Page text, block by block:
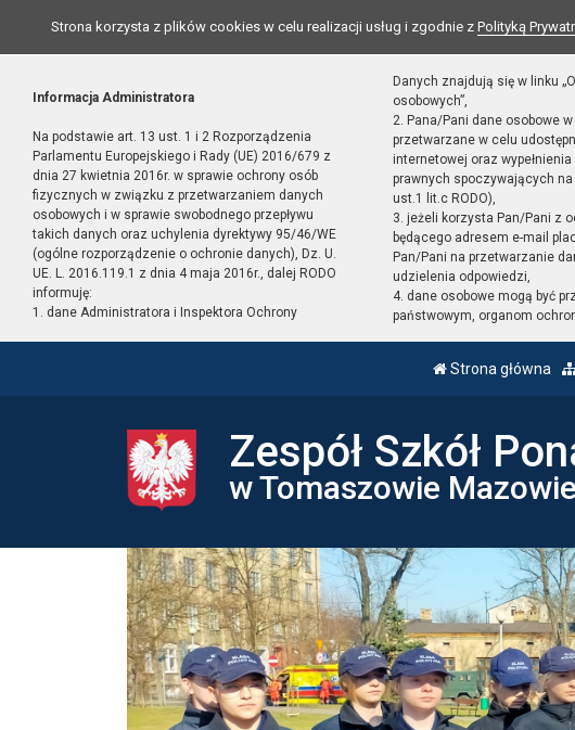
Strona korzysta z plików cookies w celu realizacji usług i zgodnie z Polityką
Informacja Administratora
Na podstawie art. 13 ust. 1 i 2 Rozporządzenia
Parlamentu Europejskiego i Rady (UE) 2016/679 z
dnia 27 kwietnia 2016r. w sprawie ochrony osób
fizycznych w związku z przetwarzaniem danych
osobowych i w sprawie swobodnego przepływu
takich danych oraz uchylenia dyrektywy 95/46/WE
(ogólne rozporządzenie o ochronie danych), Dz. U.
UE. L. 2016.119.1 z dnia 4 maja 2016r., dalej RODO
informuję:
1. dane Administratora i Inspektora Ochrony
Danych znajdują się w linku
osobowych”,
2. Pana/Pani dane osobowe
przetwarzane w celu
internetowej oraz
prawnych spoczywających
ust.1 lit.c RODO),
3. jeżeli korzysta Pan/Pani z
będącego adresem e-mail
Pan/Pani na przetwarzanie
udzielenia odpowiedzi,
4. dane osobowe mogą być
państwowym, organom
Strona główna
Zespół Szkół
w Tomaszowie